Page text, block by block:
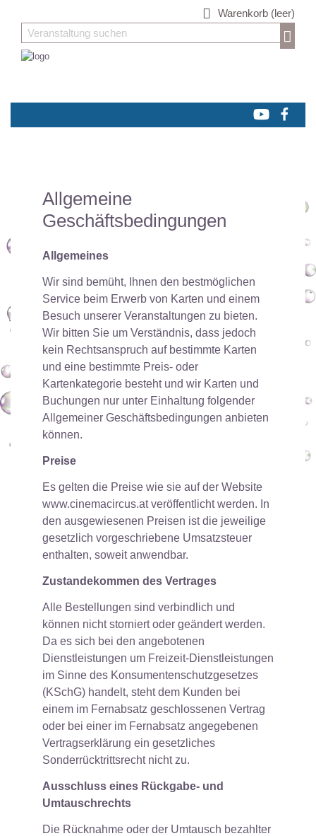
Warenkorb (leer)
Allgemeine
Geschäftsbedingungen
Allgemeines
Wir sind bemüht, Ihnen den bestmöglichen
Service beim Erwerb von Karten und einem
Besuch unserer Veranstaltungen zu bieten.
Wir bitten Sie um Verständnis, dass jedoch
kein Rechtsanspruch auf bestimmte Karten
und eine bestimmte Preis- oder
Kartenkategorie besteht und wir Karten und
Buchungen nur unter Einhaltung folgender
Allgemeiner Geschäftsbedingungen anbieten
können.
Preise
Es gelten die Preise wie sie auf der Website
www.cinemacircus.at veröffentlicht werden. In
den ausgewiesenen Preisen ist die jeweilige
gesetzlich vorgeschriebene Umsatzsteuer
enthalten, soweit anwendbar.
Zustandekommen des Vertrages
Alle Bestellungen sind verbindlich und
können nicht storniert oder geändert werden.
Da es sich bei den angebotenen
Dienstleistungen um Freizeit-Dienstleistungen
im Sinne des Konsumentenschutzgesetzes
(KSchG) handelt, steht dem Kunden bei
einem im Fernabsatz geschlossenen Vertrag
oder bei einer im Fernabsatz angegebenen
Vertragserklärung ein gesetzliches
Sonderrücktrittsrecht nicht zu.
Ausschluss eines Rückgabe- und
Umtauschrechts
Die Rücknahme oder der Umtausch bezahlter